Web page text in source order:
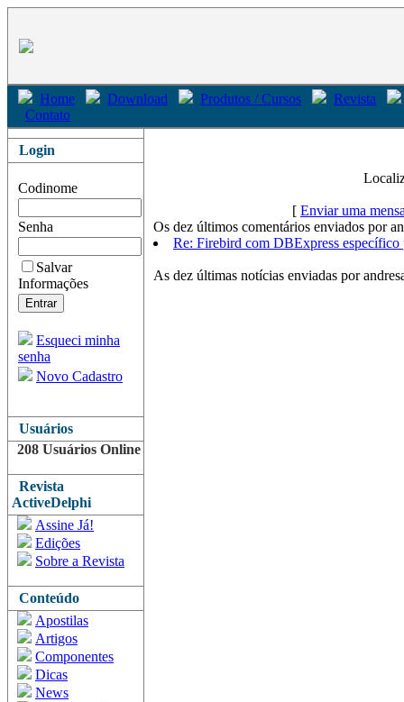
Home Download Produtos / Cursos
Revista
Contato
Login
Codinome
Senha
Salvar
Informações
Esqueci minha
senha
Novo Cadastro
Usuários
208 Usuários Online
Revista
ActiveDelphi
Assine Já!
Edições
Sobre a Revista
Conteúdo
Apostilas
Artigos
Componentes
Dicas
News
[ Enviar uma
Os dez últimos comentários enviados por
Re: Firebird com DBExpress específico
As dez últimas notícias enviadas por